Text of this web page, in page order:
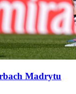
Madrytu